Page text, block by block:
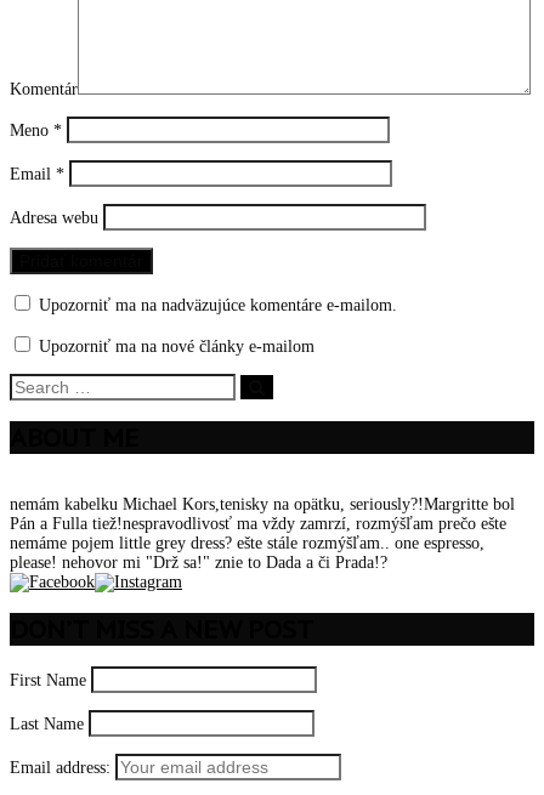
Komentár
Meno *
Email *
Adresa webu
Upozorniť ma na nadväzujúce komentáre e-mailom.
Upozorniť ma na nové články e-mailom
nemám kabelku Michael Kors,tenisky na opätku, seriously?!Margritte bol
Pán a Fulla tiež!nespravodlivosť ma vždy zamrzí, rozmýšľam prečo ešte
nemáme pojem little grey dress? ešte stále rozmýšľam.. one espresso,
please! nehovor mi "Drž sa!" znie to Dada a či Prada!?
First Name
Last Name
Email address: